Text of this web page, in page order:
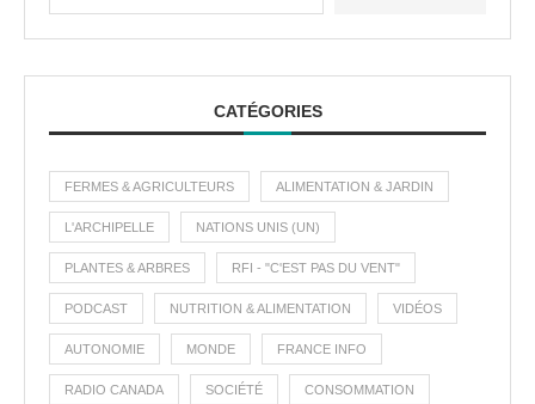
CATÉGORIES
FERMES & AGRICULTEURS ALIMENTATION & JARDIN
L'ARCHIPELLE NATIONS UNIS (UN)
PLANTES & ARBRES RFI - "C'EST PAS DU VENT"
PODCAST NUTRITION & ALIMENTATION VIDÉOS
AUTONOMIE MONDE FRANCE INFO
RADIO CANADA SOCIÉTÉ CONSOMMATION